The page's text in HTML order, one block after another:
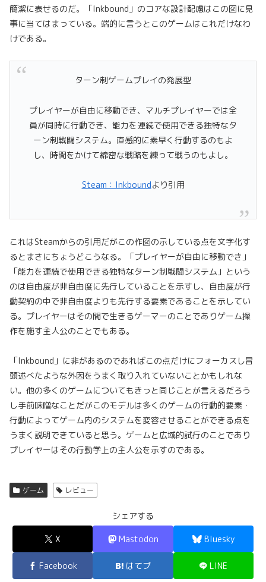
簡潔に表せるのだ。「Inkbound」のコアな設計配慮はこの図に見
事に当てはまっている。端的に言うとこのゲームはこれだけなわ
けである。
ターン制ゲームプレイの発展型
プレイヤーが自由に移動でき、マルチプレイヤーでは全
員が同時に行動でき、能力を連続で使用できる独特なタ
ーン制戦闘システム。直感的に素早く行動するのもよ
し、時間をかけて綿密な戦略を練って戦うのもよし。
Steam：Inkboundより引用
これはSteamからの引用だがこの作図の示している点を文字化す
るとまさにちょうどこうなる。「プレイヤーが自由に移動でき」
「能力を連続で使用できる独特なターン制戦闘システム」という
のは自由度が非自由度に先行していることを示すし、自由度が行
動契約の中で非自由度よりも先行する要素であることを示してい
る。プレイヤーはその間で生きるゲーマーのことでありゲーム操
作を施す主人公のことでもある。
「Inkbound」に非があるのであればこの点だけにフォーカスし冒
頭述べたような外因をうまく取り入れていないことかもしれな
い。他の多くのゲームについてもきっと同じことが言えるだろう
し手前味噌なことだがこのモデルは多くのゲームの行動的要素・
行動によってゲーム内のシステムを変容させることができる点を
うまく説明できていると思う。ゲームと広域的試行のことであり
プレイヤーはその行動学上の主人公を示すのである。
ゲーム レビュー
シェアする
X Mastodon Bluesky
Facebook はてブ LINE